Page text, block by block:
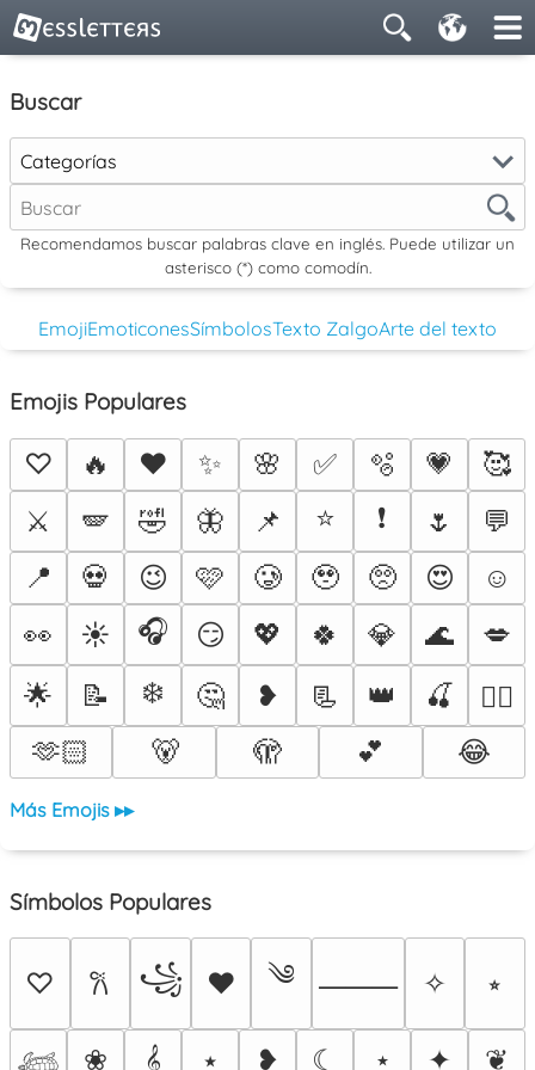
Buscar
Categorías
Recomendamos buscar palabras clave en inglés. Puede utilizar un
asterisco (*) como comodín.
EmojiEmoticonesSímbolosTexto ZalgoArte del texto
Emojis Populares
♡ 🔥 ❤️ ✨ 🌸 ✅ 🫧 💗
🥰
⚔️
🪽 🤣 🦋 📌 ⭐ ❗ 🌷
💬
📍
💀 😉 🩷 🥲 🥹 🥺 😍
☺️
👀
☀️ 🎧 😏 💖 🍀 💎 🌊
💋
🌟
📝 ❄️ 🤔 ❥ 📃 👑 🍒
❤️‍🔥
🫶🏻
🐻 🫣 💕 😂
Más Emojis ▸▸
Símbolos Populares
♡ 𐙚 ꧁ ♥ ༄ ⸻ ✧ ⭒
❀ 𝄞 ⭑ ❥ ☾ ⋆ ✦ ❦